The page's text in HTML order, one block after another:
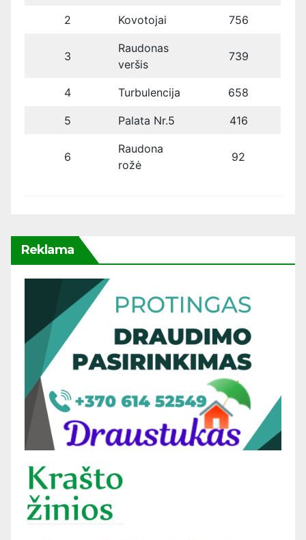
2 Kovotojai 756
3
Raudonas
veršis
739
4 Turbulencija 658
5 Palata Nr.5 416
6
Raudona
rožė
92
Reklama